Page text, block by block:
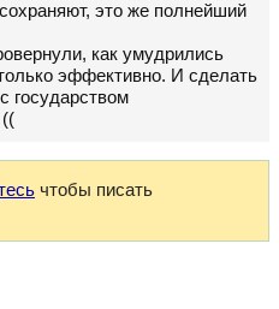
это же полнейший
как умудрились
эффективно. И сделать
государством
чтобы писать